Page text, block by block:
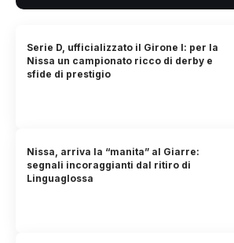
Serie D, ufficializzato il Girone I: per la
Nissa un campionato ricco di derby e
sfide di prestigio
Nissa, arriva la “manita” al Giarre:
segnali incoraggianti dal ritiro di
Linguaglossa